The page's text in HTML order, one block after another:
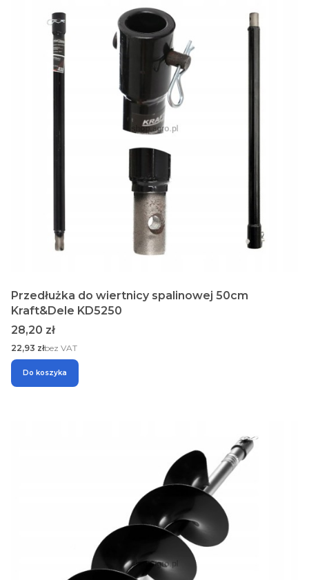
Przedłużka do wiertnicy spalinowej 50cm
Kraft&Dele KD5250
Cena
28,20 zł
Cena
22,93 złbez VAT
Do koszyka